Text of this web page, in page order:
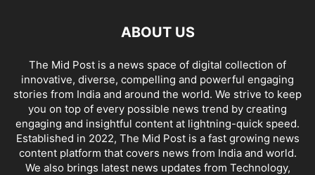
ABOUT US
The Mid Post is a news space of digital collection of
innovative, diverse, compelling and powerful engaging
stories from India and around the world. We strive to keep
you on top of every possible news trend by creating
engaging and insightful content at lightning-quick speed.
Established in 2022, The Mid Post is a fast growing news
content platform that covers news from India and world.
We also brings latest news updates from Technology,